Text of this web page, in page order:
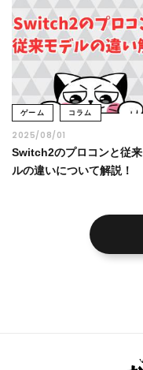
ゲーム コラム
2025/08/01
Switch2のプロコンと従
ルの違いについて解説！